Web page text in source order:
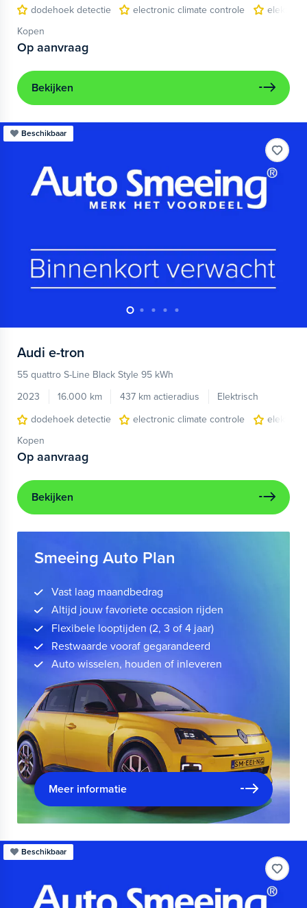
dodehoek detectie
electronic climate controle
Kopen
Op aanvraag
Bekijken
Beschikbaar
Audi e-tron
55 quattro S-Line Black Style 95 kWh
2023
16.000 km 437 km actieradius
Elektrisch
dodehoek detectie
electronic climate controle
Kopen
Op aanvraag
Bekijken
Smeeing Auto Plan
Vast laag maandbedrag
Altijd jouw favoriete occasion rijden
Flexibele looptijden (2, 3 of 4 jaar)
Restwaarde vooraf gegarandeerd
Auto wisselen, houden of inleveren
Meer informatie
Beschikbaar